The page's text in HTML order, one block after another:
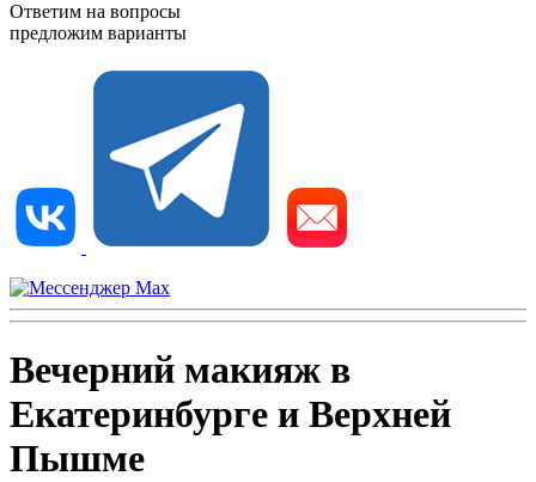
Ответим на вопросы
предложим варианты
Вечерний макияж в
Екатеринбурге и Верхней
Пышме